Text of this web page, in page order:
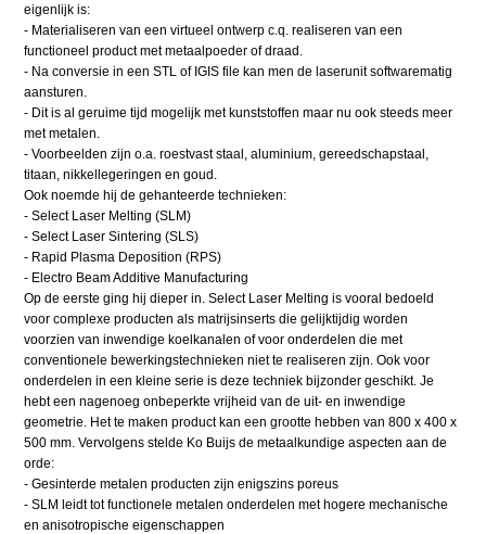
eigenlijk is:
- Materialiseren van een virtueel ontwerp c.q. realiseren van een
functioneel product met metaalpoeder of draad.
- Na conversie in een STL of IGIS file kan men de laserunit softwarematig
aansturen.
- Dit is al geruime tijd mogelijk met kunststoffen maar nu ook steeds meer
met metalen.
- Voorbeelden zijn o.a. roestvast staal, aluminium, gereedschapstaal,
titaan, nikkellegeringen en goud.
Ook noemde hij de gehanteerde technieken:
- Select Laser Melting (SLM)
- Select Laser Sintering (SLS)
- Rapid Plasma Deposition (RPS)
- Electro Beam Additive Manufacturing
Op de eerste ging hij dieper in. Select Laser Melting is vooral bedoeld
voor complexe producten als matrijsinserts die gelijktijdig worden
voorzien van inwendige koelkanalen of voor onderdelen die met
conventionele bewerkingstechnieken niet te realiseren zijn. Ook voor
onderdelen in een kleine serie is deze techniek bijzonder geschikt. Je
hebt een nagenoeg onbeperkte vrijheid van de uit- en inwendige
geometrie. Het te maken product kan een grootte hebben van 800 x 400 x
500 mm. Vervolgens stelde Ko Buijs de metaalkundige aspecten aan de
orde:
- Gesinterde metalen producten zijn enigszins poreus
- SLM leidt tot functionele metalen onderdelen met hogere mechanische
en anisotropische eigenschappen